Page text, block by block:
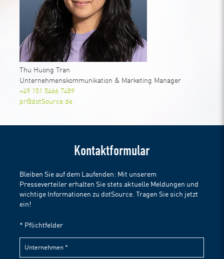
Thu Huong Tran
Unternehmenskommunikation & Marketing Manager
+49 151 5466 7489
pr@dotSource.de
Kontaktformular